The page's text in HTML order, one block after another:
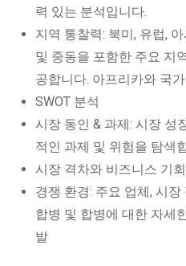
력 있는 분석입니다.
지역 통찰력: 북미, 유럽,
및 중동을 포함한 주요 지
공합니다. 아프리카와 국
SWOT 분석
시장 동인 & 과제: 시장 성
적인 과제 및 위험을 탐색
시장 격차와 비즈니스 기
경쟁 환경: 주요 업체, 시
합병 및 합병에 대한 자세
발